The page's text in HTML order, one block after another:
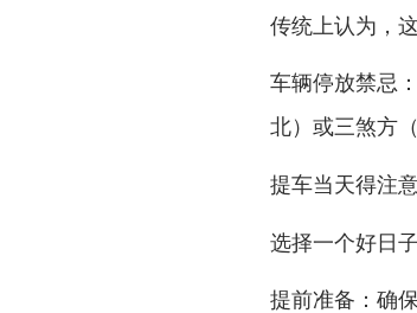
传统上认为，
车辆停放禁忌
北） 或三煞方（
提车当天得注
选择一个好日
提前准备 ：确